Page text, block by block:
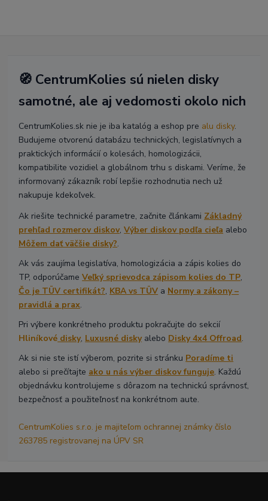
🧭 CentrumKolies sú nielen disky
samotné, ale aj vedomosti okolo nich
CentrumKolies.sk nie je iba katalóg a eshop pre alu disky.
Budujeme otvorenú databázu technických, legislatívnych a
praktických informácií o kolesách, homologizácii,
kompatibilite vozidiel a globálnom trhu s diskami. Veríme, že
informovaný zákazník robí lepšie rozhodnutia nech už
nakupuje kdekoľvek.
Ak riešite technické parametre, začnite článkami Základný
prehľad rozmerov diskov,Výber diskov podľa cieľa alebo
Môžem dať väčšie disky?.
Ak vás zaujíma legislatíva, homologizácia a zápis kolies do
TP, odporúčameVeľký sprievodca zápisom kolies do TP,
Čo je TÜV certifikát?, KBA vs TÜV a Normy a zákony –
pravidlá a prax.
Pri výbere konkrétneho produktu pokračujte do sekcií
Hliníkové disky, Luxusné diskyalebo Disky 4x4 Offroad.
Ak si nie ste istí výberom, pozrite si stránku Poradíme ti
alebo si prečítajte ako u nás výber diskov funguje. Každú
objednávku kontrolujeme s dôrazom na technickú správnosť,
bezpečnosť a použiteľnosť na konkrétnom aute.
CentrumKolies s.r.o. je majiteľom ochrannej známky číslo
263785 registrovanej na ÚPV SR